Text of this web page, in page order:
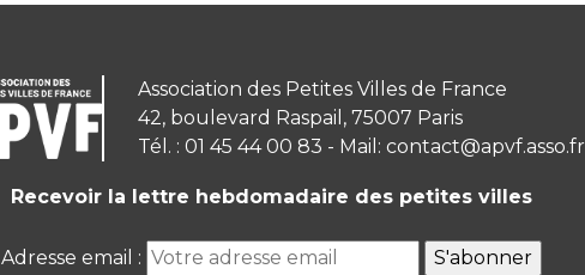
Association des Petites Villes de France
42, boulevard Raspail, 75007 Paris
Tél. : 01 45 44 00 83 - Mail: contact@apvf.asso.fr
Recevoir la lettre hebdomadaire des petites villes
Adresse email :